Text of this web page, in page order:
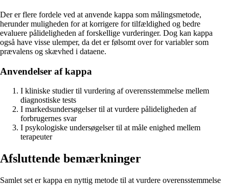
Der er flere fordele ved at anvende kappa som målingsmetode,
herunder muligheden for at korrigere for tilfældighed og bedre
evaluere pålideligheden af forskellige vurderinger. Dog kan kappa
også have visse ulemper, da det er følsomt over for variabler som
prævalens og skævhed i dataene.
Anvendelser af kappa
I kliniske studier til vurdering af overensstemmelse mellem
diagnostiske tests
I markedsundersøgelser til at vurdere pålideligheden af
forbrugernes svar
I psykologiske undersøgelser til at måle enighed mellem
terapeuter
Afsluttende bemærkninger
Samlet set er kappa en nyttig metode til at vurdere overensstemmelse